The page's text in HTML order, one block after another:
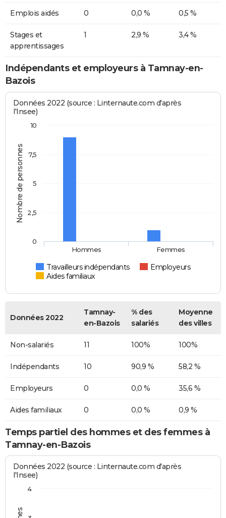
Emplois aidés 0 0,0 % 0,5 %
Stages et
apprentissages
1 2,9 % 3,4 %
Indépendants et employeurs à Tamnay-en-
Bazois
Nombre de personnes
Données 2022 (source : Linternaute.com d'après
l'Insee)
Travailleurs indépendants
Employeurs
Aides familiaux
Hommes Femmes
0
2,5
5
7,5
10
Données 2022
Tamnay-
en-Bazois
% des
salariés
Moyenne
des villes
Non-salariés 11 100% 100%
Indépendants 10 90,9 % 58,2 %
Employeurs 0 0,0 % 35,6 %
Aides familiaux 0 0,0 % 0,9 %
Temps partiel des hommes et des femmes à
Tamnay-en-Bazois
Données 2022 (source : Linternaute.com d'après
l'Insee)
4